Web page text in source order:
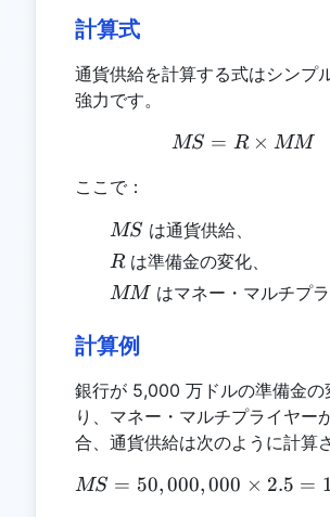
計算式
通貨供給を計算する式はシンプ
強力です。
MS = R
MS = R × MM
ここで：
MS
MS は通貨供給、
R
Rは準備金の変化、
MM
MM はマネー・マルチプラ
計算例
銀行が 5,000 万ドルの準備金の
り、マネー・マルチプライヤー
合、通貨供給は次のように計算
MS =
MS = 50,000,000 × 2.5 =